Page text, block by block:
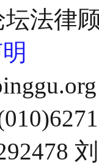
坛法律